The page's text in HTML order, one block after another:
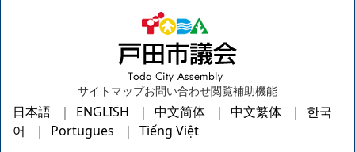
サイトマップお問い合わせ閲覧補助機能
日本語 ENGLISH 中文简体 中文繁体
한국
어
Portugues Tiếng Việt